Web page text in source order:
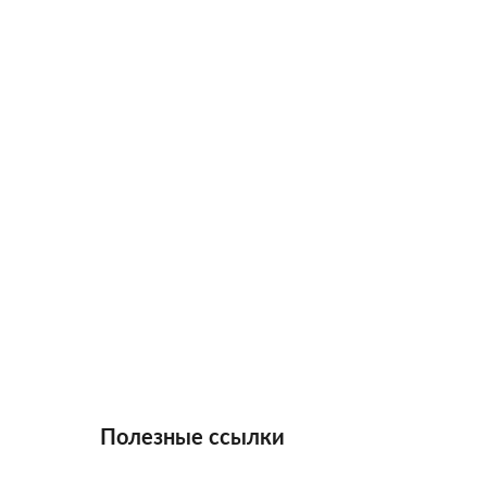
Полезные ссылки